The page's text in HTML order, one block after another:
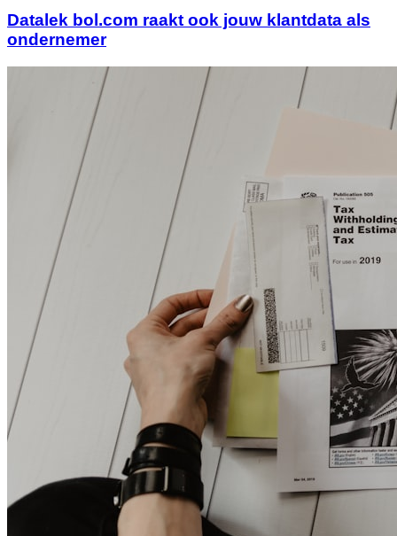
Datalek bol.com raakt ook jouw klantdata als
ondernemer